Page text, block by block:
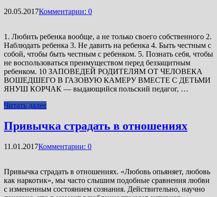
20.05.2017Комментарии: 0
1. Любить ребенка вообще, а не только своего собственного 2.
Наблюдать ребенка 3. Не давить на ребенка 4. Быть честным с
собой, чтобы быть честным с ребенком. 5. Познать себя, чтобы
не воспользоваться преимуществом перед беззащитным
ребенком. 10 ЗАПОВЕДЕЙ РОДИТЕЛЯМ ОТ ЧЕЛОВЕКА
ВОШЕДШЕГО В ГАЗОВУЮ КАМЕРУ ВМЕСТЕ С ДЕТЬМИ
ЯНУШ КОРЧАК — выдающийся польский педагог, …
Читать далее
Привычка страдать в отношениях
11.01.2017Комментарии: 0
Привычка страдать в отношениях. «Любовь опьяняет, любовь
как наркотик», мы часто слышим подобные сравнения любви
с измененным состоянием сознания. Действительно, научно